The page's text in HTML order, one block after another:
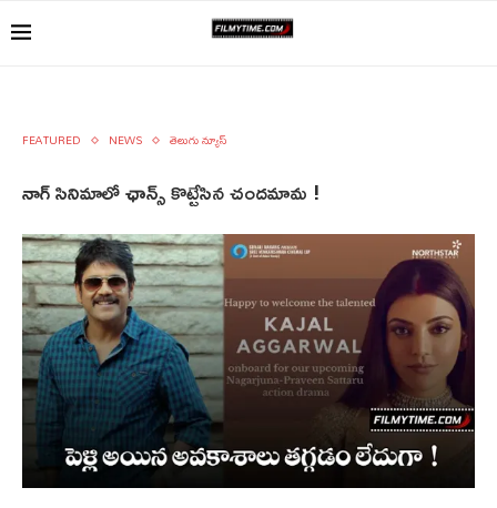
FEATURED NEWS తెలుగు న్యూస్
నాగ్ సినిమాలో ఛాన్స్ కొట్టేసిన చందమామ !